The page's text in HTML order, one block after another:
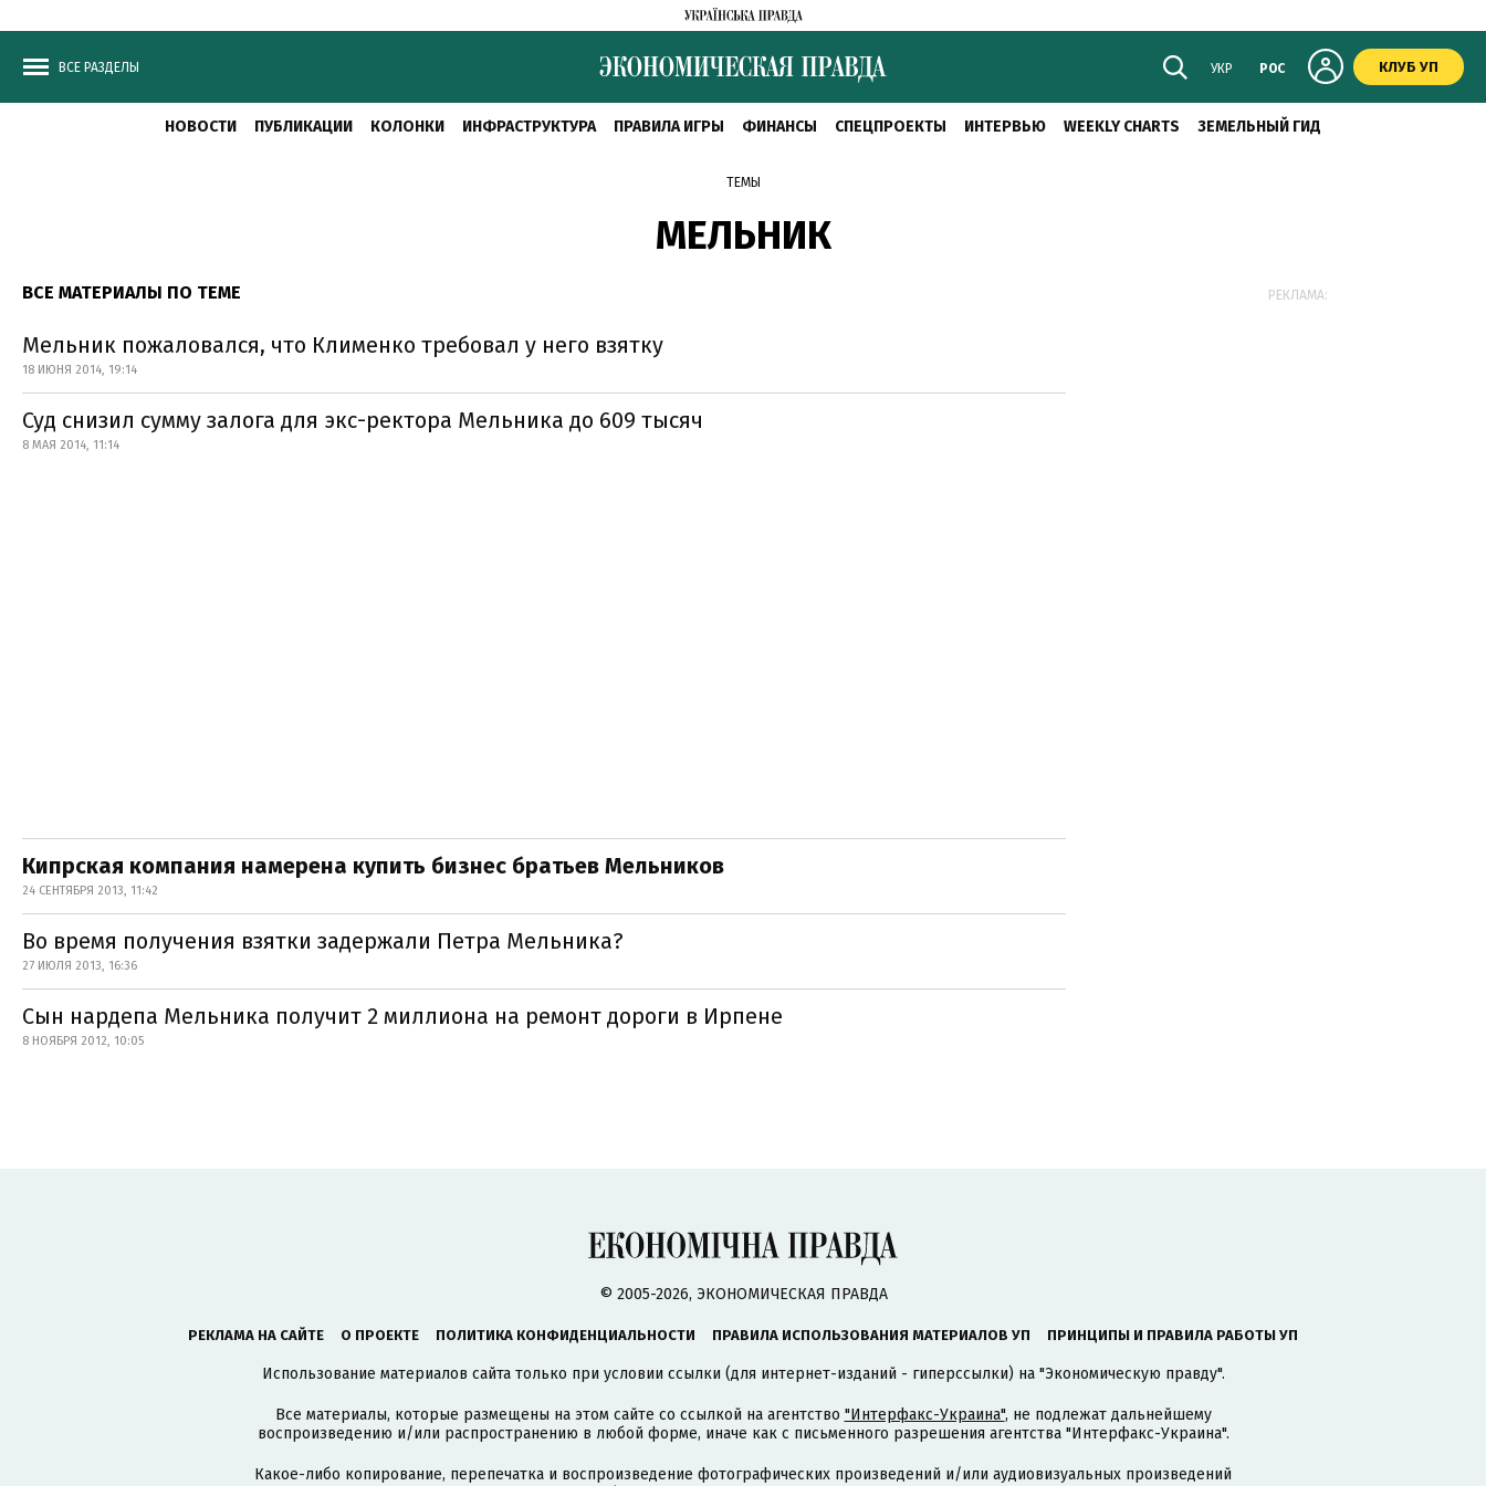
ВСЕ РАЗДЕЛЫ УКР РОС КЛУБ УП
НОВОСТИ ПУБЛИКАЦИИ КОЛОНКИ ИНФРАСТРУКТУРА ПРАВИЛА ИГРЫ ФИНАНСЫ СПЕЦПРОЕКТЫ ИНТЕРВЬЮ WEEKLY CHARTS ЗЕМЕЛЬНЫЙ ГИД
ТЕМЫ
МЕЛЬНИК
ВСЕ МАТЕРИАЛЫ ПО ТЕМЕ
Мельник пожаловался, что Клименко требовал у него взятку
18 ИЮНЯ 2014, 19:14
Суд снизил сумму залога для экс-ректора Мельника до 609 тысяч
8 МАЯ 2014, 11:14
Кипрская компания намерена купить бизнес братьев Мельников
24 СЕНТЯБРЯ 2013, 11:42
Во время получения взятки задержали Петра Мельника?
27 ИЮЛЯ 2013, 16:36
Сын нардепа Мельника получит 2 миллиона на ремонт дороги в Ирпене
8 НОЯБРЯ 2012, 10:05
РЕКЛАМА:
© 2005-2026, ЭКОНОМИЧЕСКАЯ ПРАВДА
РЕКЛАМА НА САЙТЕ О ПРОЕКТЕ ПОЛИТИКА КОНФИДЕНЦИАЛЬНОСТИ ПРАВИЛА ИСПОЛЬЗОВАНИЯ МАТЕРИАЛОВ УП ПРИНЦИПЫ И ПРАВИЛА РАБОТЫ УП
Использование материалов сайта только при условии ссылки (для интернет-изданий - гиперссылки) на "Экономическую правду".
Все материалы, которые размещены на этом сайте со ссылкой на агентство "Интерфакс-Украина", не подлежат дальнейшему
воспроизведению и/или распространению в любой форме, иначе как с письменного разрешения агентства "Интерфакс-Украина".
Какое-либо копирование, перепечатка и воспроизведение фотографических произведений и/или аудиовизуальных произведений